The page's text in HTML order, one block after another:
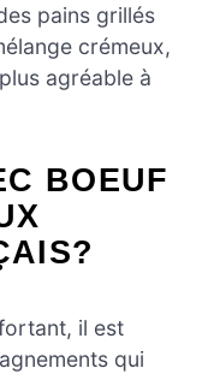
pains grillés
crémeux,
agréable à
BOEUF
il est
qui